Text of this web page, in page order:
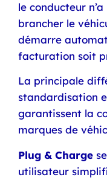
le conducteur
brancher le
démarre
facturation soit
La principale
standardisation
garantissent la
marques de
Plug & Charge
utilisateur